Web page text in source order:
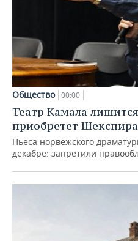
Общество 00:00
Театр Камала
приобретет Шекспира
Пьеса норвежского
декабре: запретили